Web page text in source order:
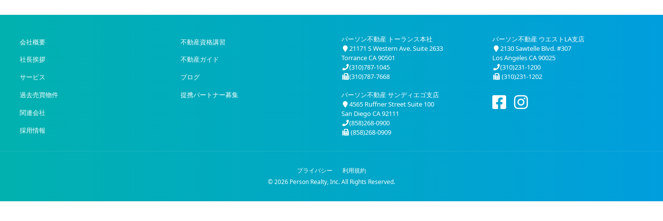
会社概要
社長挨拶
サービス
過去売買物件
関連会社
採用情報
不動産資格講習
不動産ガイド
ブログ
提携パートナー募集
パーソン不動産 トーランス本社
21171 S Western Ave. Suite 2633
Torrance CA 90501
(310)787-1045
(310)787-7668
パーソン不動産 ウエストLA支店
2130 Sawtelle Blvd. #307
Los Angeles CA 90025
(310)231-1200
(310)231-1202
パーソン不動産 サンディエゴ支店
4565 Ruffner Street Suite 100
San Diego CA 92111
(858)268-0900
(858)268-0909
プライバシー
利用規約
© 2026 Person Realty, Inc. All Rights Reserved.